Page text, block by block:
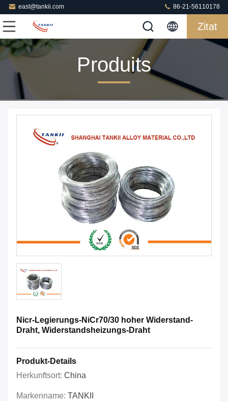
east@tankii.com 86-21-56110178
Zitat
Produits
Nicr-Legierungs-NiCr70/30 hoher Widerstand-
Draht, Widerstandsheizungs-Draht
Produkt-Details
Herkunftsort: China
Markenname: TANKII